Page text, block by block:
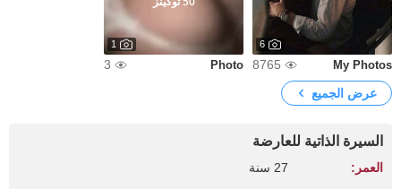
6
My Photos
8765
1
Photo
3
عرض الجميع
السيرة الذاتية للعارضة
العمر: 27 سنة